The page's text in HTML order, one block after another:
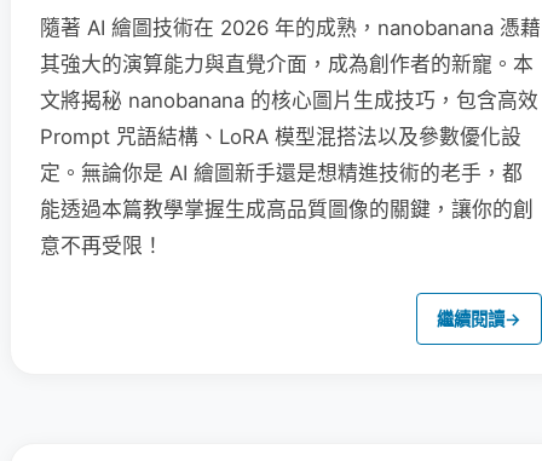
隨著 AI 繪圖技術在 2026 年的成熟，nanobanana 憑藉
其強大的演算能力與直覺介面，成為創作者的新寵。本
文將揭秘 nanobanana 的核心圖片生成技巧，包含高效
Prompt 咒語結構、LoRA 模型混搭法以及參數優化設
定。無論你是 AI 繪圖新手還是想精進技術的老手，都
能透過本篇教學掌握生成高品質圖像的關鍵，讓你的創
意不再受限！
繼續閱讀→